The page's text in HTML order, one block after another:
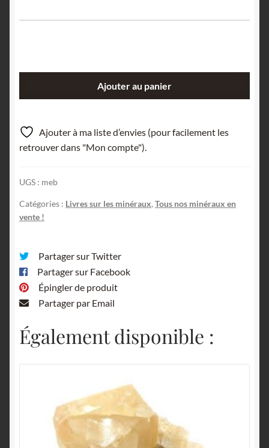
la
gloire
de
Terre,
souvenirs
d'un
Ajouter au panier
Ajouter à ma liste d’envies (pour facilement les
retrouver dans "Mon compte").
UGS : meb
Catégories : Livres sur les minéraux, Tous nos minéraux en
vente !
Partager sur Twitter
Partager sur Facebook
Épingler de produit
Partager par Email
Également disponible :